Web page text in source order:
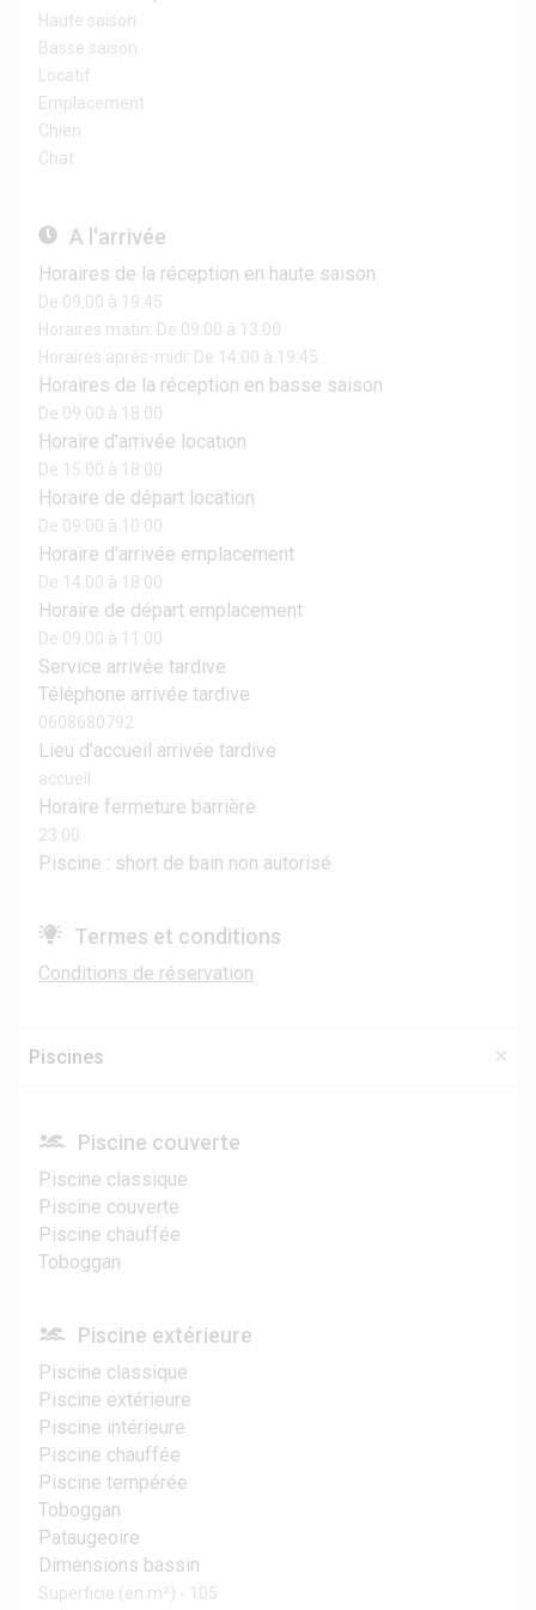
Haute saison
Basse saison
Locatif
Emplacement
Chien
Chat
A l'arrivée
Horaires de la réception en haute saison
De 09:00 à 19:45
Horaires matin: De 09:00 à 13:00
Horaires après-midi: De 14:00 à 19:45
Horaires de la réception en basse saison
De 09:00 à 18:00
Horaire d'arrivée location
De 15:00 à 18:00
Horaire de départ location
De 09:00 à 10:00
Horaire d'arrivée emplacement
De 14:00 à 18:00
Horaire de départ emplacement
De 09:00 à 11:00
Service arrivée tardive
Téléphone arrivée tardive
0608680792
Lieu d'accueil arrivée tardive
accueil
Horaire fermeture barrière
23:00
Piscine : short de bain non autorisé
Termes et conditions
Conditions de réservation
Piscines
Piscine couverte
Piscine classique
Piscine couverte
Piscine chauffée
Toboggan
Piscine extérieure
Piscine classique
Piscine extérieure
Piscine intérieure
Piscine chauffée
Piscine tempérée
Toboggan
Pataugeoire
Dimensions bassin
Superficie (en m²) - 105